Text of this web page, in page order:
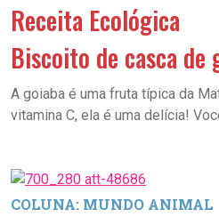
Receita Ecológica
Biscoito de casca de
A goiaba é uma fruta típica da
vitamina C, ela é uma delícia!
COLUNA: MUNDO ANIMAL